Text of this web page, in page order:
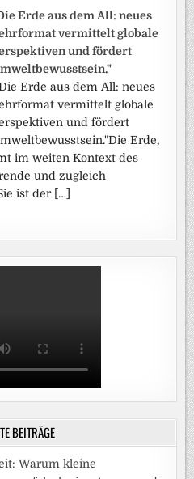
Erde aus dem All: neues
vermittelt globale
und fördert
Erde aus dem All: neues
vermittelt globale
und fördert
Erde,
im weiten Kontext des
und zugleich
ist der […]
BEITRÄGE
Warum kleine